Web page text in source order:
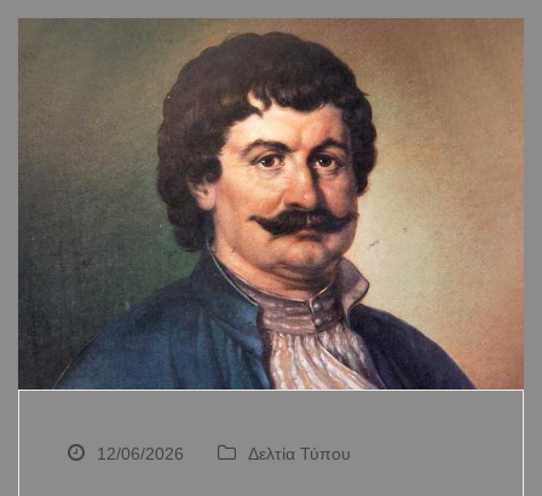
12/06/2026 Δελτία Τύπου